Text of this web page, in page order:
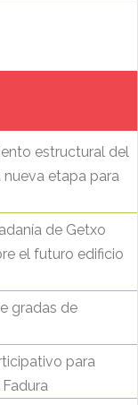
estructural del
etapa para
de Getxo
el futuro edificio
gradas de
para